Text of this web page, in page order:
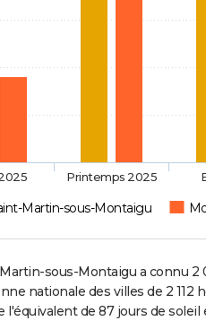
Martin-sous-Montaigu
Printemps 2025
sous-Montaigu a connu
nationale des villes de 2 112
l'équivalent de 87 jours de